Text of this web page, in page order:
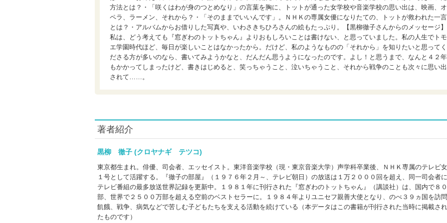
方法とは？・「咲くはわが身のつとめなり」の言葉を胸に、トットが通った女学校や音楽学校の思い出は、映画、オ
ペラ、ラーメン、それから？・「そのままでいいんです」。ＮＨＫの専属女優になりたての、トットが救われた一言
とは？・アルバムからお借りした写真や、いわさきちひろさんの絵もたっぷり。【黒柳徹子さんからのメッセージ】
私は、どう考えても『窓ぎわのトットちゃん』よりおもしろいことは書けない、と思っていました。私の人生でトモ
エ学園時代ほど、毎日が楽しいことはなかったから。だけど、私のようなものの「それから」を知りたいと思ってく
ださる方が多いのなら、書いてみようかなと、だんだん思うようになったのです。よし！と思うまで、なんと４２年
もかかってしまったけど、書きはじめると、笑っちゃうこと、泣いちゃうこと、それから戦争のことも次々に思い出
されて……。
著者紹介
黒柳 徹子 (クロヤナギ テツコ)
東京都生まれ。俳優、司会者、エッセイスト。東洋音楽学校（現・東京音楽大学）声学科卒業後、ＮＨＫ専属のテレビ
１号として活躍する。『徹子の部屋』（１９７６年２月～、テレビ朝日）の放送は１万２０００回を超え、同一司会者
テレビ番組の最多放送世界記録を更新中。１９８１年に刊行された『窓ぎわのトットちゃん』（講談社）は、国内で８
部、世界で２５００万部を超える空前のベストセラーに。１９８４年よりユニセフ親善大使となり、のべ３９ヵ国を訪問
飢餓、戦争、病気などで苦しむ子どもたちを支える活動を続けている（本データはこの書籍が刊行された当時に掲載さ
たものです）